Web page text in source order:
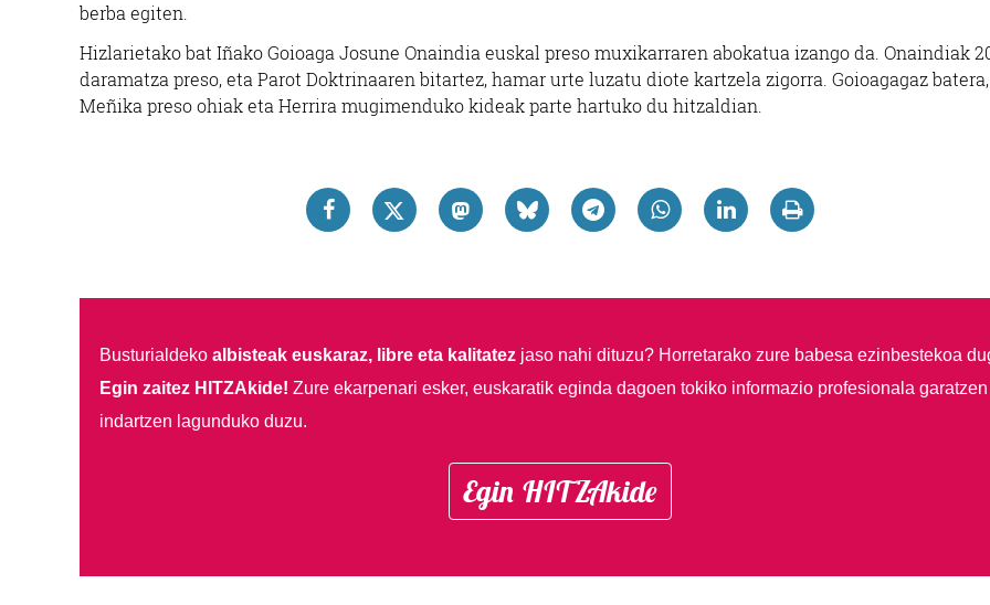
berba egiten.
Hizlarietako bat Iñako Goioaga Josune Onaindia euskal preso muxikarraren abokatua izango da. Onaindiak
daramatza preso, eta Parot Doktrinaaren bitartez, hamar urte luzatu diote kartzela zigorra. Goioagagaz
Meñika preso ohiak eta Herrira mugimenduko kideak parte hartuko du hitzaldian.
Busturialdeko albisteak euskaraz, libre eta kalitatezjaso nahi dituzu? Horretarako zure babesa ezinbestekoa
Egin zaitez HITZAkide! Zure ekarpenari esker, euskaratik eginda dagoen tokiko informazio profesionala garatzen
indartzen lagunduko duzu.
Egin HITZAkide